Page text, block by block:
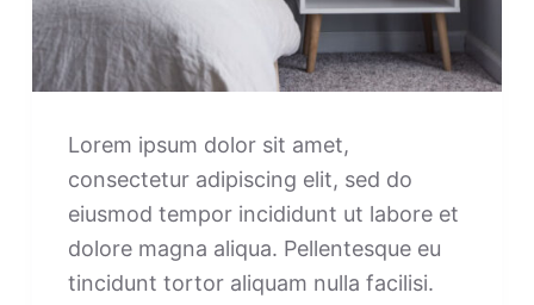
Lorem ipsum dolor sit amet,
consectetur adipiscing elit, sed do
eiusmod tempor incididunt ut labore et
dolore magna aliqua. Pellentesque eu
tincidunt tortor aliquam nulla facilisi.